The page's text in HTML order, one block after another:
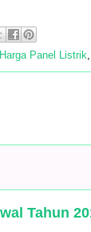
Panel Listrik,
Tahun